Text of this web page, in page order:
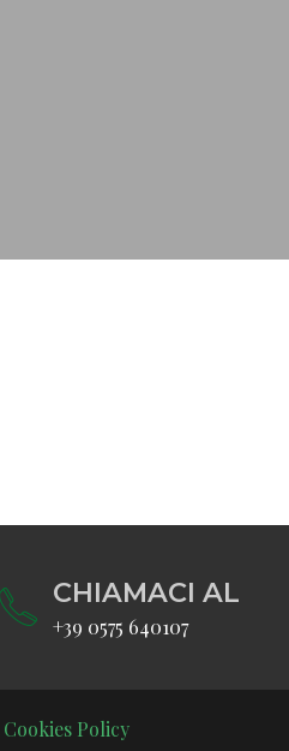
CHIAMACI AL
+39 0575 640107
Cookies Policy